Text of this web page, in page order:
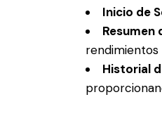
Inicio de
Resumen
rendimientos
Historial